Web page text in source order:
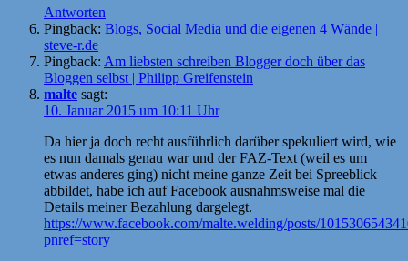
Antworten
Pingback: Blogs, Social Media und die eigenen 4 Wände |
steve-r.de
Pingback: Am liebsten schreiben Blogger doch über das
Bloggen selbst | Philipp Greifenstein
malte sagt:
10. Januar 2015 um 10:11 Uhr
Da hier ja doch recht ausführlich darüber spekuliert wird, wie
es nun damals genau war und der FAZ-Text (weil es um
etwas anderes ging) nicht meine ganze Zeit bei Spreeblick
abbildet, habe ich auf Facebook ausnahmsweise mal die
Details meiner Bezahlung dargelegt.
https://www.facebook.com/malte.welding/posts/
pnref=story